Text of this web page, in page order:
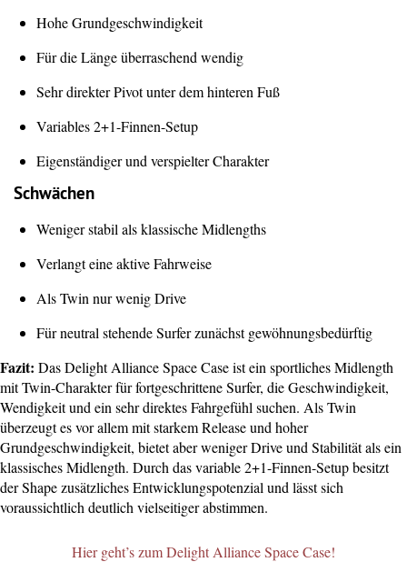
Hohe Grundgeschwindigkeit
Für die Länge überraschend wendig
Sehr direkter Pivot unter dem hinteren Fuß
Variables 2+1-Finnen-Setup
Eigenständiger und verspielter Charakter
Schwächen
Weniger stabil als klassische Midlengths
Verlangt eine aktive Fahrweise
Als Twin nur wenig Drive
Für neutral stehende Surfer zunächst gewöhnungsbedürftig
Fazit: Das Delight Alliance Space Case ist ein sportliches Midlength
mit Twin-Charakter für fortgeschrittene Surfer, die Geschwindigkeit,
Wendigkeit und ein sehr direktes Fahrgefühl suchen. Als Twin
überzeugt es vor allem mit starkem Release und hoher
Grundgeschwindigkeit, bietet aber weniger Drive und Stabilität als ein
klassisches Midlength. Durch das variable 2+1-Finnen-Setup besitzt
der Shape zusätzliches Entwicklungspotenzial und lässt sich
voraussichtlich deutlich vielseitiger abstimmen.
Hier geht’s zum Delight Alliance Space Case!